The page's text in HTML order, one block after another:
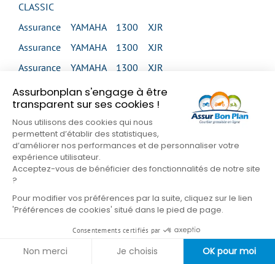
Assurbonplan s'engage à être
transparent sur ses cookies !
Nous utilisons des cookies qui nous
permettent d’établir des statistiques,
d’améliorer nos performances et de personnaliser votre
expérience utilisateur.
Acceptez-vous de bénéficier des fonctionnalités de notre site
?
Pour modifier vos préférences par la suite, cliquez sur le lien
'Préférences de cookies' situé dans le pied de page.
Consentements certifiés par
Non merci Je choisis OK pour moi
CLASSIC
Assurance YAMAHA 1300 XJR
Assurance YAMAHA 1300 XJR
Assurance YAMAHA 1300 XJR
Assurance YAMAHA 1300 XJR
Assurance YAMAHA 1300 XJR SP
Assurance YAMAHA 1300 XVS MIDNIGHT STAR
Assurance YAMAHA 1300 XVS MIDNIGHT STAR
Assurance YAMAHA 1300 XVS TOUR CLASSIC
Assurance YAMAHA 1300 XVZ ROYAL STAR
Assurance YAMAHA 1600 XV WILD STAR